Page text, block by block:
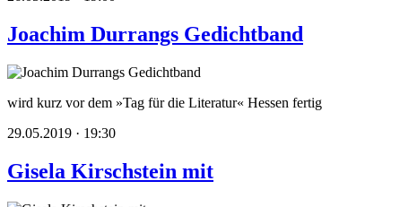
Joachim Durrangs Gedichtband
wird kurz vor dem »Tag für die Literatur« Hessen fertig
29.05.2019 · 19:30
Gisela Kirschstein mit